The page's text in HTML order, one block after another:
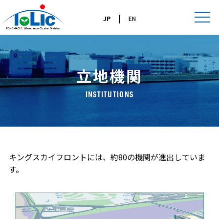
JP| EN
立地機関
INSTITUTIONS
キングスカイフロントには、約80の機関が進出していま
す。